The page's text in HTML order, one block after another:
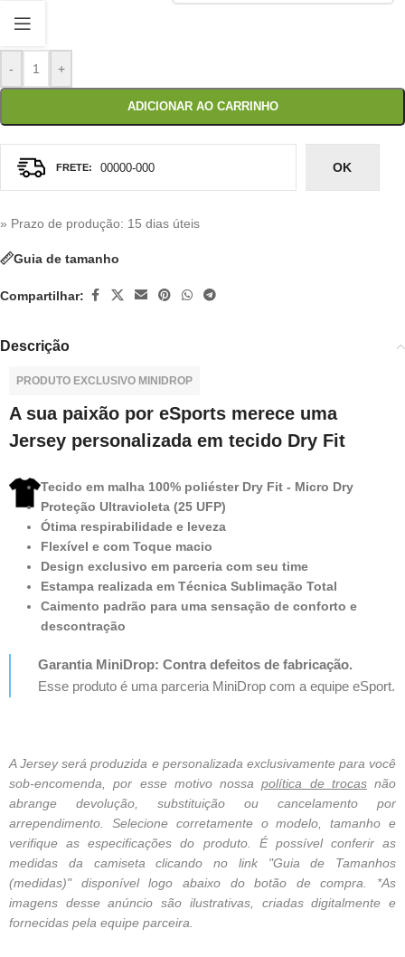
- +
ADICIONAR AO CARRINHO
OK
» Prazo de produção: 15 dias úteis
Guia de tamanho
Compartilhar:
Descrição
PRODUTO EXCLUSIVO MINIDROP
A sua paixão por eSports merece uma
Jersey personalizada em tecido Dry Fit
Tecido em malha 100% poliéster Dry Fit - Micro Dry
Proteção Ultravioleta (25 UFP)
Ótima respirabilidade e leveza
Flexível e com Toque macio
Design exclusivo em parceria com seu time
Estampa realizada em Técnica Sublimação Total
Caimento padrão para uma sensação de conforto e
descontração
Garantia MiniDrop: Contra defeitos de fabricação.
Esse produto é uma parceria MiniDrop com a equipe eSport.
A Jersey será produzida e personalizada exclusivamente para você
sob-encomenda, por esse motivo nossapolítica de trocasnão
abrange devolução, substituição ou cancelamento por
arrependimento. Selecione corretamente o modelo, tamanho e
verifique as especificações do produto. É possível conferir as
medidas da camiseta clicando no link "Guia de Tamanhos
(medidas)" disponível logo abaixo do botão de compra. *As
imagens desse anúncio são ilustrativas, criadas digitalmente e
fornecidas pela equipe parceira.